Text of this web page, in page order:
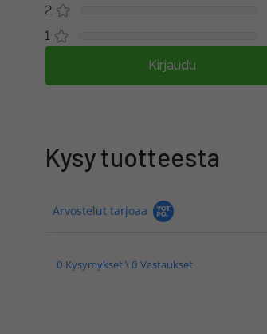
2
1
Kirjaudu
Kysy tuotteesta
Arvostelut tarjoaa
0 Kysymykset \ 0 Vastaukset